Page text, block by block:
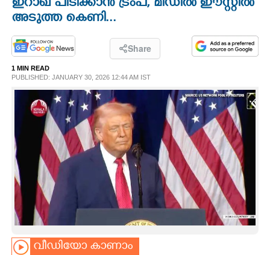
OPINION
LIFESTYLE
SPIRITUAL
INFO+
ASTRO
ഇറാഖ് പിടിക്കാൻ ട്രംപ്, മിഡിൽ ഈസ്റ്റിൽ
അടുത്ത കെണി...
Share
1 MIN READ
PUBLISHED: JANUARY 30, 2026 12:44 AM IST
വീഡിയോ കാണാം